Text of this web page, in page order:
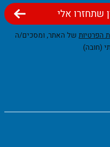
הפרטיותשל האתר, ומסכים/ה
(חובה)